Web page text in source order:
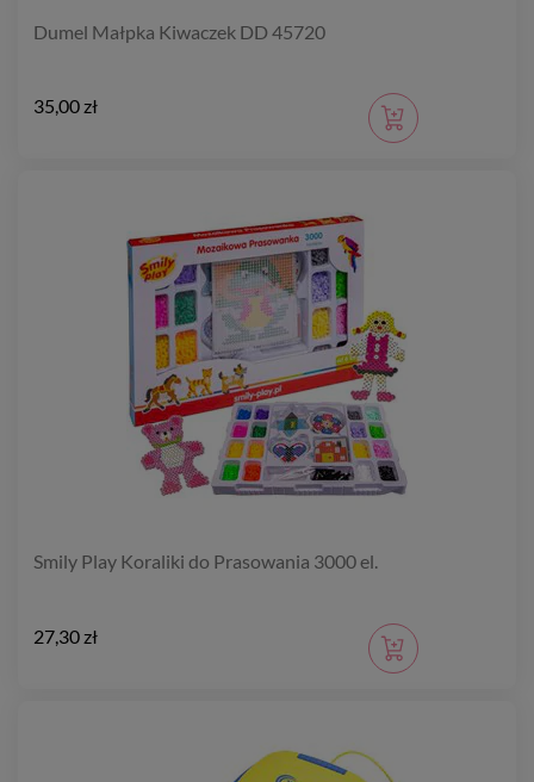
Dumel Małpka Kiwaczek DD 45720
35,00 zł
Smily Play Koraliki do Prasowania 3000 el.
27,30 zł